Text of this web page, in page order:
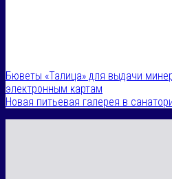
Бюветы «Талица» для выдачи
электронным картам
Новая питьевая галерея в